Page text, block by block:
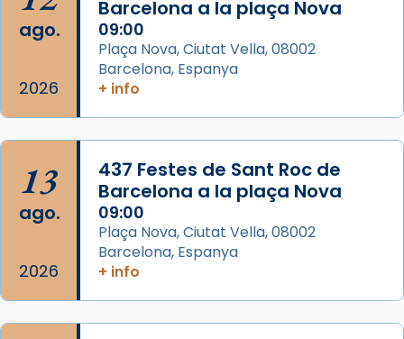
2 weeks ago
Aquest dilluns, 27 de juliol, ha tingut lloc la
missa d’acció de gràcies en agraïment al
comitè organitzador de la visita apostòlica
col·laboradors, a la Catedral de Barcelona.
L’arquebisbe de Barcelona, el cardenal Joan
Josep Omella, ha presidit la missa i l’ha
concelebrat el bisbe auxiliar de Barcelona,
Mons. David Abadías.
📸 Dr. G. Simón
ago.
2026
Barcelona a la plaça Nova
09:00
Plaça Nova, Ciutat Vella, 08002
Barcelona, Espanya
+ info
13
ago.
2026
437 Festes de Sant Roc de
Barcelona a la plaça Nova
09:00
Plaça Nova, Ciutat Vella, 08002
Barcelona, Espanya
+ info